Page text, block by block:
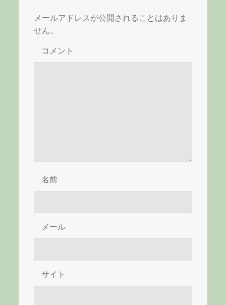
ー
シ
メールアドレスが公開されることはありま
せん。
コメント
名前
メール
サイト